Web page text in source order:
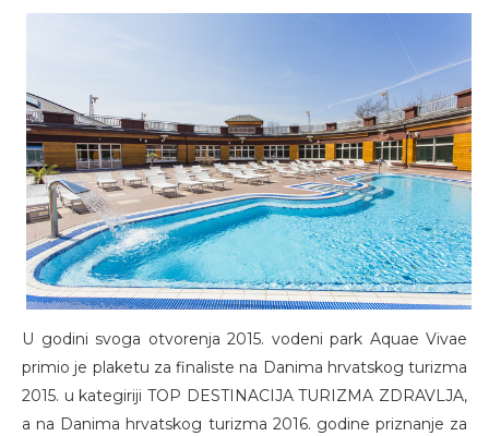
U godini svoga otvorenja 2015. vodeni park Aquae Vivae
primio je plaketu za finaliste na Danima hrvatskog turizma
2015. u kategiriji TOP DESTINACIJA TURIZMA ZDRAVLJA,
a na Danima hrvatskog turizma 2016. godine priznanje za